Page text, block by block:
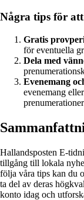
Några tips för
Gratis
för eventuella
Dela med
Evenemang
evenemang
Hallandsposten E-
tillgång till lokala
följa våra tips kan du
ta del av deras
konto idag och